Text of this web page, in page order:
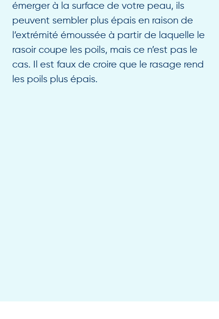
émerger à la surface de votre peau, ils
peuvent sembler plus épais en raison de
l’extrémité émoussée à partir de laquelle le
rasoir coupe les poils, mais ce n’est pas le
cas. Il est faux de croire que le rasage rend
les poils plus épais.